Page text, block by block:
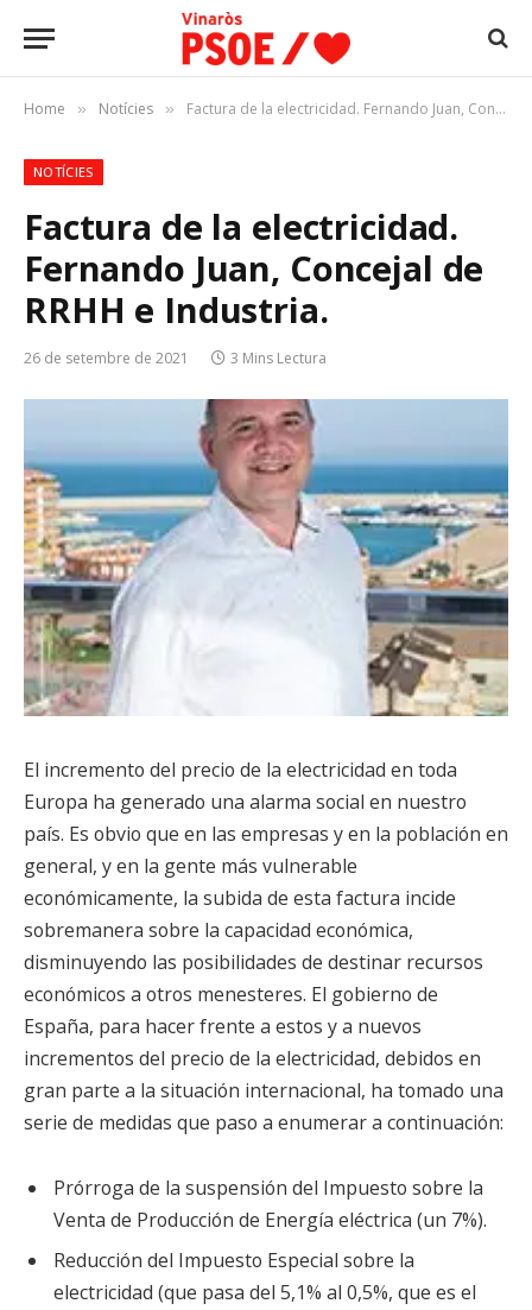
Home » Notícies » Factura de la electricidad. Fernando Juan, Concejal de RRHH e Industria.
NOTÍCIES
Factura de la electricidad.
Fernando Juan, Concejal de
RRHH e Industria.
26 de setembre de 2021 3 Mins Lectura
El incremento del precio de la electricidad en toda
Europa ha generado una alarma social en nuestro
país. Es obvio que en las empresas y en la población en
general, y en la gente más vulnerable
económicamente, la subida de esta factura incide
sobremanera sobre la capacidad económica,
disminuyendo las posibilidades de destinar recursos
económicos a otros menesteres. El gobierno de
España, para hacer frente a estos y a nuevos
incrementos del precio de la electricidad, debidos en
gran parte a la situación internacional, ha tomado una
serie de medidas que paso a enumerar a continuación:
Prórroga de la suspensión del Impuesto sobre la
Venta de Producción de Energía eléctrica (un 7%).
Reducción del Impuesto Especial sobre la
electricidad (que pasa del 5,1% al 0,5%, que es el